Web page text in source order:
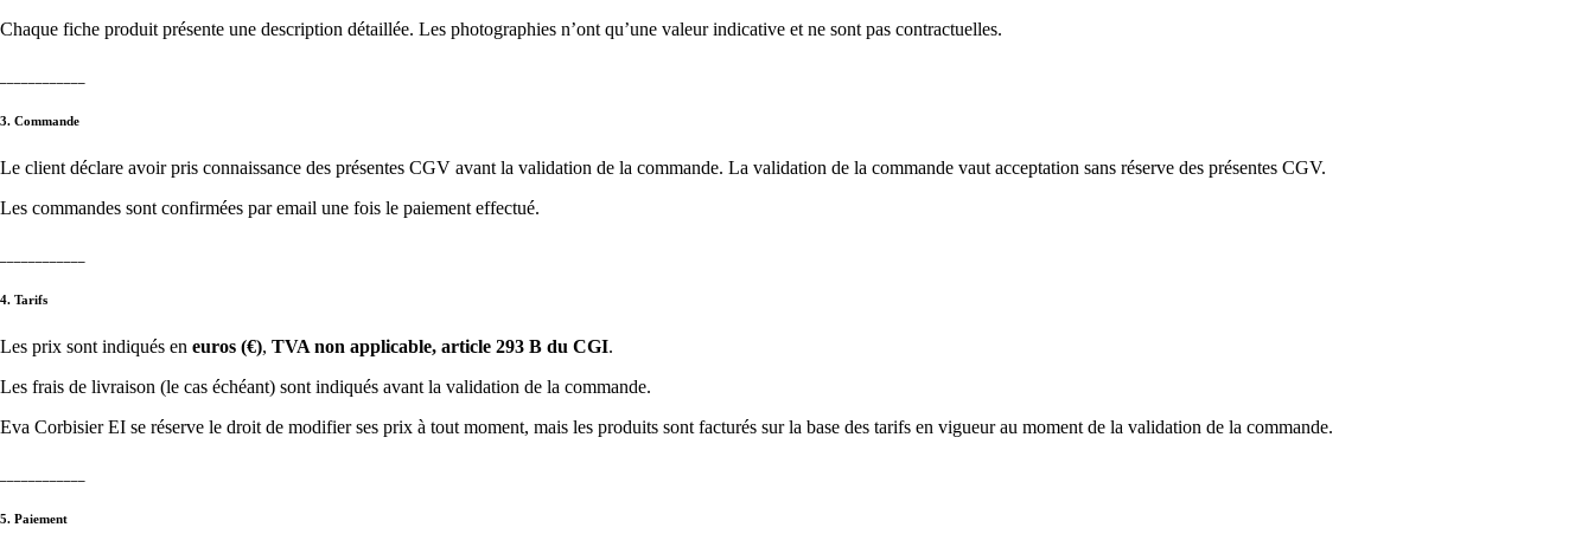
Chaque fiche produit présente une description détaillée. Les photographies n’ont qu’une valeur indicative et ne sont pas contractuelles.
3. Commande
Le client déclare avoir pris connaissance des présentes CGV avant la validation de la commande. La validation de la commande vaut acceptation sans réserve des présentes CGV.
Les commandes sont confirmées par email une fois le paiement effectué.
4. Tarifs
Les prix sont indiqués en euros (€), TVA non applicable, article 293 B du CGI.
Les frais de livraison (le cas échéant) sont indiqués avant la validation de la commande.
Eva Corbisier EI se réserve le droit de modifier ses prix à tout moment, mais les produits sont facturés sur la base des tarifs en vigueur au moment de la validation de la commande.
5. Paiement